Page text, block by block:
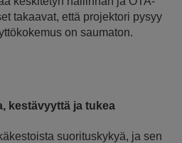
takaavat, että projektori pysyy
on saumaton.
kestävyyttä ja tukea
suorituskykyä, ja sen